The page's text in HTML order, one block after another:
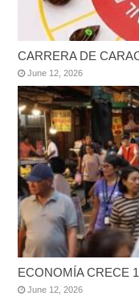
CARRERA DE
June 12, 2026
ECONOMÍA CRECE
June 12, 2026